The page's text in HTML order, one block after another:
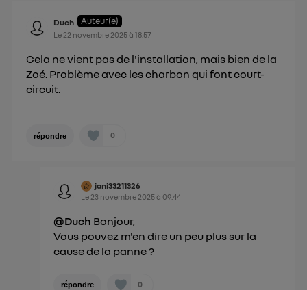
Duch Auteur(e)
Le 22 novembre 2025à18:57
Cela ne vient pas de l'installation, mais bien de la
Zoé. Problème avec les charbon qui font court-
circuit.
répondre 0
jani33211326
Le 23 novembre 2025à 09:44
@Duch Bonjour,
Vous pouvez m'en dire un peu plus sur la
cause de la panne ?
répondre 0